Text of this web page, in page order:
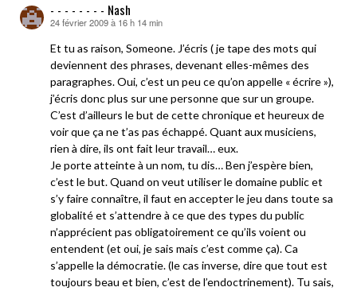
- - - - - - - - Nash
dit :
24 février 2009 à 16 h 14 min
Et tu as raison, Someone. J’écris ( je tape des mots qui
deviennent des phrases, devenant elles-mêmes des
paragraphes. Oui, c’est un peu ce qu’on appelle « écrire »),
j’écris donc plus sur une personne que sur un groupe.
C’est d’ailleurs le but de cette chronique et heureux de
voir que ça ne t’as pas échappé. Quant aux musiciens,
rien à dire, ils ont fait leur travail… eux.
Je porte atteinte à un nom, tu dis… Ben j’espère bien,
c’est le but. Quand on veut utiliser le domaine public et
s’y faire connaître, il faut en accepter le jeu dans toute sa
globalité et s’attendre à ce que des types du public
n’apprécient pas obligatoirement ce qu’ils voient ou
entendent (et oui, je sais mais c’est comme ça). Ca
s’appelle la démocratie. (le cas inverse, dire que tout est
toujours beau et bien, c’est de l’endoctrinement). Tu sais,